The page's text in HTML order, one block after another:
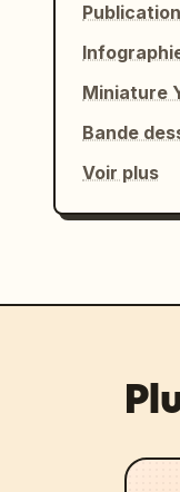
Miniature
Bande
Voir plus